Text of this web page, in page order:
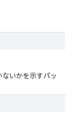
いかを示すパッ